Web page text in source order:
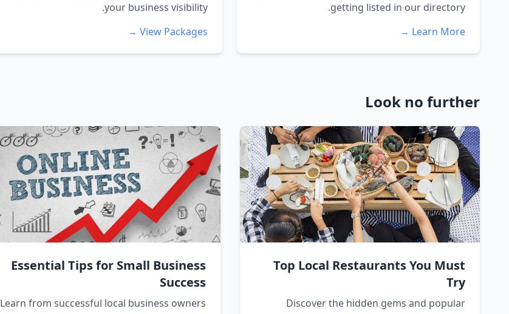
getting listed in our directory.
Learn More →
your business visibility.
View Packages →
Look no further
Top Local Restaurants You Must
Try
Discover the hidden gems and popular
Essential Tips for Small Business
Success
Learn from successful local business owners